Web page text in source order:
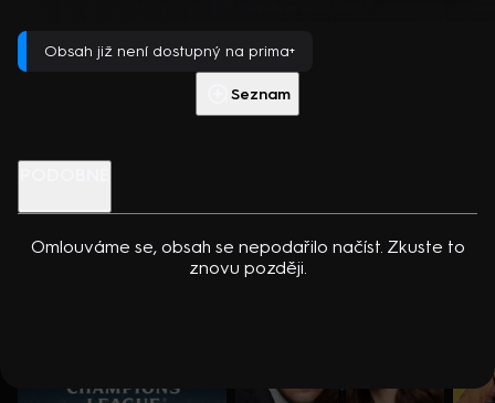
Obsah již není dostupný na prima+
Seznam
Omlouváme se, obsah se nepodařilo načíst. Zkuste to
znovu později.
Kreuková, R. Sutherland, A. Douglas, M. Loweová, S.
Spracklinová a další
Přehrát ukázku